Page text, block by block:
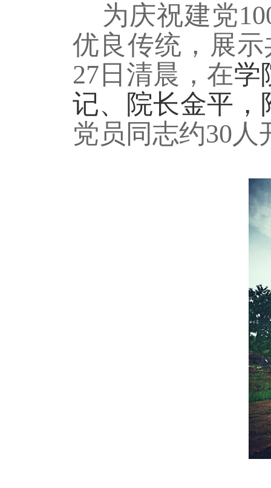
为庆祝建党
优良传统，展
27日清晨，在学
记、院长金平，
党员同志约30